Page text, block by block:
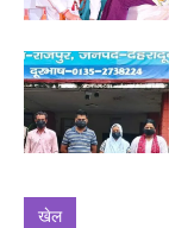
खेल